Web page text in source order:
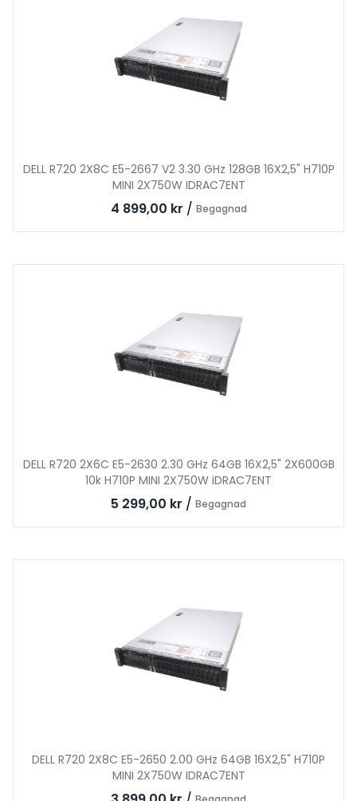
DELL R720 2X8C E5-2667 V2 3.30 GHz 128GB 16X2,5" H710P
MINI 2X750W IDRAC7ENT
4 899,00 kr / Begagnad
DELL R720 2X6C E5-2630 2.30 GHz 64GB 16X2,5" 2X600GB
10k H710P MINI 2X750W iDRAC7ENT
5 299,00 kr / Begagnad
DELL R720 2X8C E5-2650 2.00 GHz 64GB 16X2,5" H710P
MINI 2X750W IDRAC7ENT